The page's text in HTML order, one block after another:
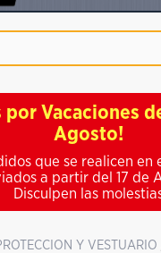
por Vacaciones
Agosto!
que se realicen en
a partir del 17 de
Disculpen las
Y VESTUARIO